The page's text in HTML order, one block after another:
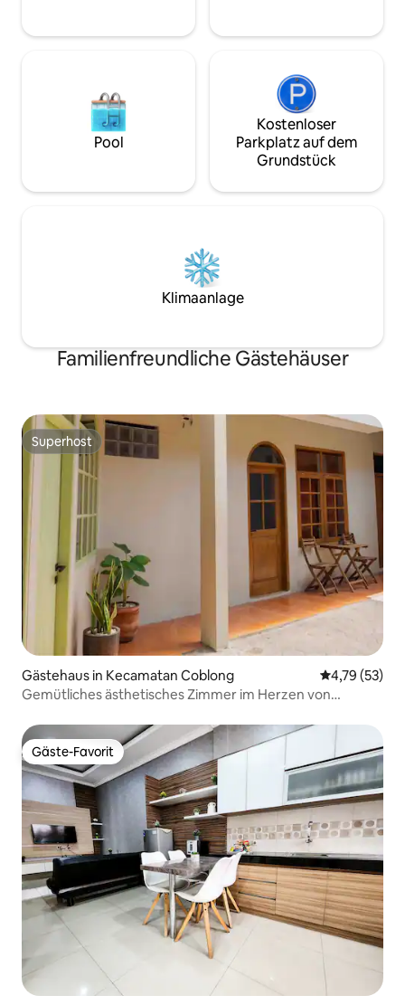
nach Hause 🌿
Pool
Kostenloser
Parkplatz auf dem
Grundstück
Klimaanlage
Familienfreundliche Gästehäuser
Superhost
Superhost
Gästehaus in Kecamatan Coblong
4,79 (53)
Gemütliches ästhetisches Zimmer im Herzen von
Gäste-Favorit
Gäste-Favorit